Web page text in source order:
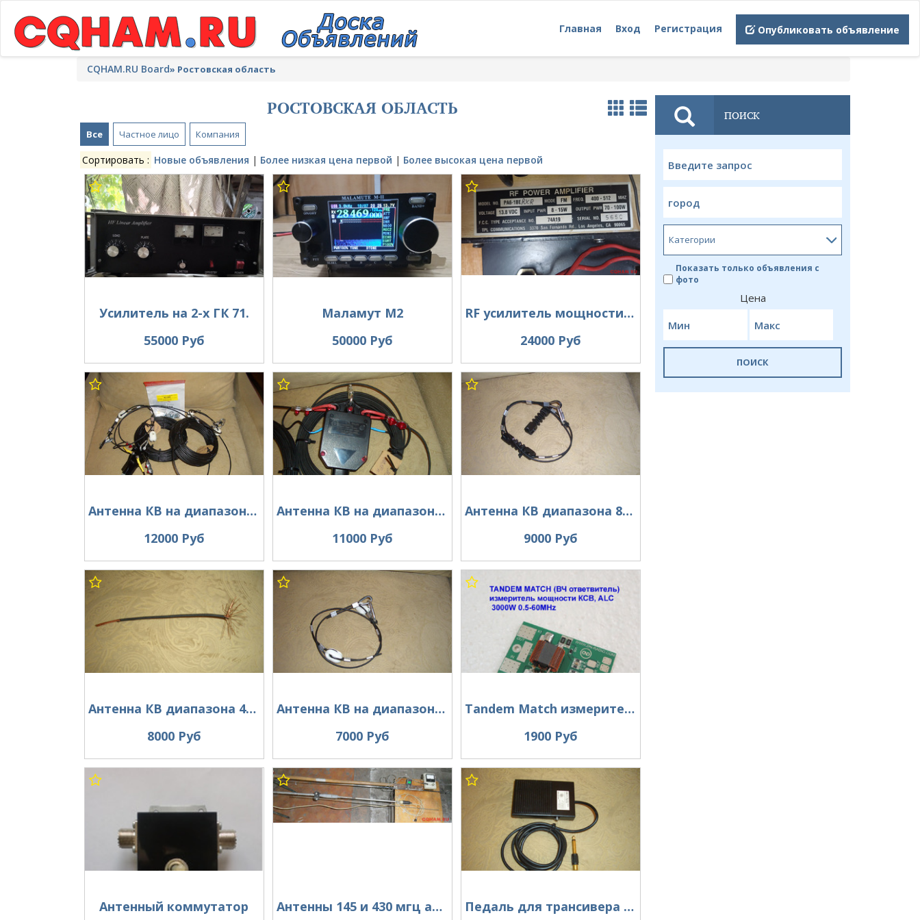
Главная Вход Регистрация Опубликовать объявление
CQHAM.RU Board» Ростовская область
РОСТОВСКАЯ ОБЛАСТЬ
Все Частное лицо Компания
Сортировать : Новые объявления | Более низкая цена первой | Более высокая цена первой
Усилитель на 2-х ГК 71.
55000 Руб
Маламут М2
50000 Руб
RF усилитель мощности TPL PA6-1BE RXR
24000 Руб
Антенна КВ на диапазон 160 метров .
12000 Руб
Антенна КВ на диапазон 80 метров .
11000 Руб
Антенна КВ диапазона 80 метров 1200 ватт .
9000 Руб
Антенна КВ диапазона 40 метров .
8000 Руб
Антенна КВ на диапазон 20 метров .
7000 Руб
Tandem Match измеритель КСВ и мощности
1900 Руб
Антенный коммутатор Антенны 145 и 430 мгц автомобильные и портативные. Педаль для трансивера FS - 1 .
ПОИСК
Показать только объявления с
фото
Цена
ПОИСК